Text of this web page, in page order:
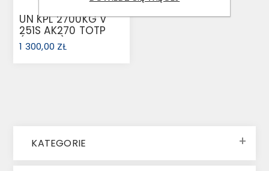
UN KPL 2700KG V
251S AK270 TOTP
(1731104)
1 300,00 ZŁ
KATEGORIE